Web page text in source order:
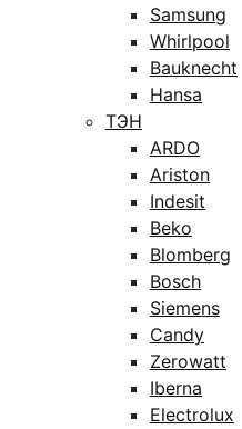
Samsung
Whirlpool
Bauknecht
Hansa
ТЭН
ARDO
Ariston
Indesit
Beko
Blomberg
Bosch
Siemens
Candy
Zerowatt
Iberna
Electrolux